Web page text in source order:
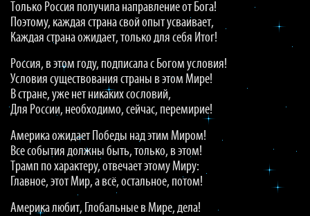
Только Россия получила направление от Бога!
Поэтому, каждая страна свой опыт усваивает,
Каждая страна ожидает, только для себя Итог!
Россия, в этом году, подписала с Богом условия!
Условия существования страны в этом Мире!
В стране, уже нет никаких сословий,
Для России, необходимо, сейчас, перемирие!
Америка ожидает Победы над этим Миром!
Все события должны быть, только, в этом!
Трамп по характеру, отвечает этому Миру:
Главное, этот Мир, а всё, остальное, потом!
Америка любит, Глобальные в Мире, дела!